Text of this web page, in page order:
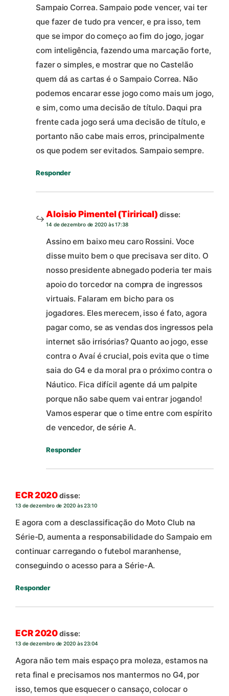
Sampaio Correa. Sampaio pode vencer, vai ter
que fazer de tudo pra vencer, e pra isso, tem
que se impor do começo ao fim do jogo, jogar
com inteligência, fazendo uma marcação forte,
fazer o simples, e mostrar que no Castelão
quem dá as cartas é o Sampaio Correa. Não
podemos encarar esse jogo como mais um jogo,
e sim, como uma decisão de título. Daqui pra
frente cada jogo será uma decisão de título, e
portanto não cabe mais erros, principalmente
os que podem ser evitados. Sampaio sempre.
Responder
Aloisio Pimentel (Tirirical) disse:
14 de dezembro de 2020 às 17:38
Assino em baixo meu caro Rossini. Voce
disse muito bem o que precisava ser dito. O
nosso presidente abnegado poderia ter mais
apoio do torcedor na compra de ingressos
virtuais. Falaram em bicho para os
jogadores. Eles merecem, isso é fato, agora
pagar como, se as vendas dos ingressos pela
internet são irrisórias? Quanto ao jogo, esse
contra o Avaí é crucial, pois evita que o time
saia do G4 e da moral pra o próximo contra o
Náutico. Fica difícil agente dá um palpite
porque não sabe quem vai entrar jogando!
Vamos esperar que o time entre com espírito
de vencedor, de série A.
Responder
ECR 2020disse:
13 de dezembro de 2020 às 23:10
E agora com a desclassificação do Moto Club na
Série-D, aumenta a responsabilidade do Sampaio em
continuar carregando o futebol maranhense,
conseguindo o acesso para a Série-A.
Responder
ECR 2020disse:
13 de dezembro de 2020 às 23:04
Agora não tem mais espaço pra moleza, estamos na
reta final e precisamos nos mantermos no G4, por
isso, temos que esquecer o cansaço, colocar o